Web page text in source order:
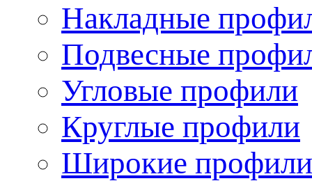
Накладные
Подвесные
Угловые профили
Круглые профили
Широкие профили